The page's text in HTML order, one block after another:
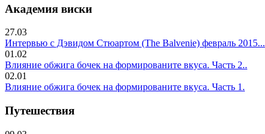
Академия виски
27.03
Интервью с Дэвидом Стюартом (The Balvenie) февраль 2015...
01.02
Влияние обжига бочек на формированите вкуса. Часть 2..
02.01
Влияние обжига бочек на формированите вкуса. Часть 1.
Путешествия